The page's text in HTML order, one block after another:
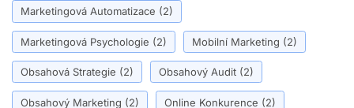
Marketingová Automatizace (2)
Marketingová Psychologie (2) Mobilní Marketing (2)
Obsahová Strategie (2) Obsahový Audit (2)
Obsahový Marketing (2) Online Konkurence (2)